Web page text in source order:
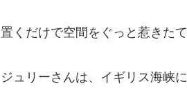
置くだけで空間をぐっと惹きた
ジュリーさんは、イギリス海峡